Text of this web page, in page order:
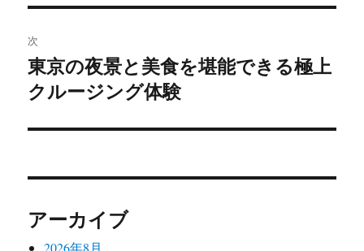
ゲ
ー
シ
次
次
の
稿:
東京の夜景と美食を堪能できる極上
クルージング体験
アーカイブ
2026年8月